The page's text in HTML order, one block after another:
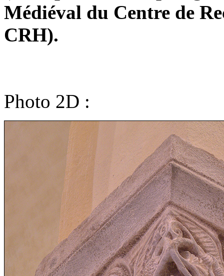
Médiéval du Centre de
CRH).
Photo 2D :